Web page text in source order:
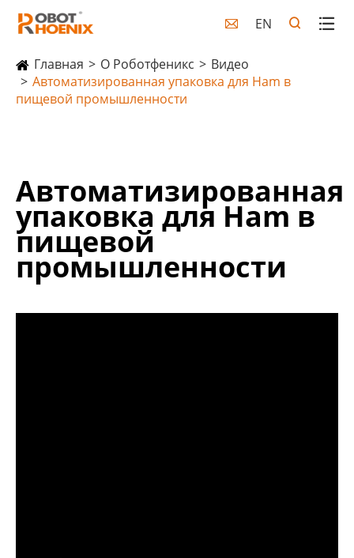
 EN
Главная О Роботфеникс
Видео
Автоматизированная упаковка для Ham в
пищевой промышленности
Автоматизированная
упаковка для Ham в
пищевой
промышленности